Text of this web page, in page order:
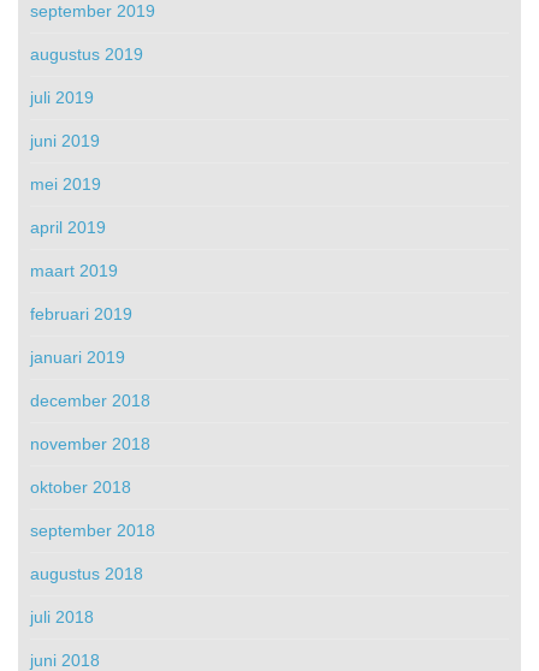
september 2019
augustus 2019
juli 2019
juni 2019
mei 2019
april 2019
maart 2019
februari 2019
januari 2019
december 2018
november 2018
oktober 2018
september 2018
augustus 2018
juli 2018
juni 2018